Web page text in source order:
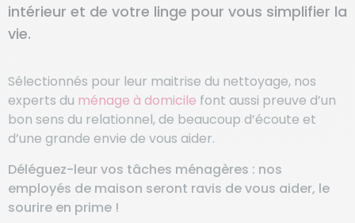
intérieur et de votre linge pour vous simplifier la
vie.
Sélectionnés pour leur maitrise du nettoyage, nos
experts du ménage à domicile font aussi preuve d’un
bon sens du relationnel, de beaucoup d’écoute et
d’une grande envie de vous aider.
Déléguez-leur vos tâches ménagères : nos
employés de maison seront ravis de vous aider, le
sourire en prime !